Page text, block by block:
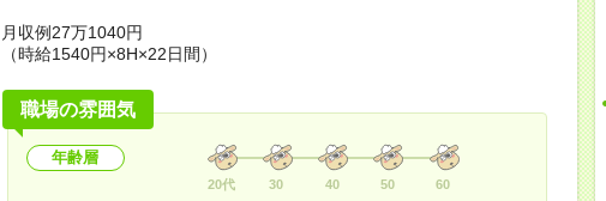
月収例27万1040円
（時給1540円×8H×22日間）
職場の雰囲気
年齢層
20代 30 40 50 60